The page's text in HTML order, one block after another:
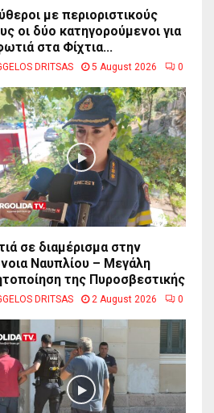
με περιοριστικούς
οι δύο κατηγορούμενοι για
στα Φίχτια...
DRITSAS 5 August 2026 0
σε διαμέρισμα στην
Ναυπλίου – Μεγάλη
της Πυροσβεστικής
DRITSAS 2 August 2026 0